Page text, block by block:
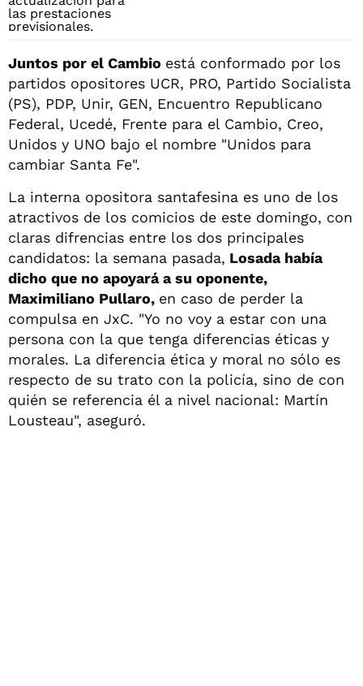
Juntos por el Cambio está conformado por los
partidos opositores UCR, PRO, Partido Socialista
(PS), PDP, Unir, GEN, Encuentro Republicano
Federal, Ucedé, Frente para el Cambio, Creo,
Unidos y UNO bajo el nombre "Unidos para
cambiar Santa Fe".
La interna opositora santafesina es uno de los
atractivos de los comicios de este domingo, con
claras difrencias entre los dos principales
candidatos: la semana pasada, Losada había
dicho que no apoyará a su oponente,
Maximiliano Pullaro, en caso de perder la
compulsa en JxC. "Yo no voy a estar con una
persona con la que tenga diferencias éticas y
morales. La diferencia ética y moral no sólo es
respecto de su trato con la policía, sino de con
quién se referencia él a nivel nacional: Martín
Lousteau", aseguró.